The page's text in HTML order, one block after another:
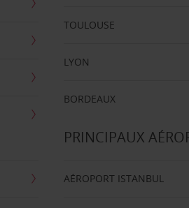
TOULOUSE
LYON
BORDEAUX
PRINCIPAUX
AÉROPORT ISTANBUL